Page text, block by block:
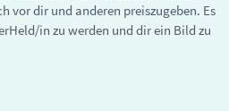
vor dir und anderen preiszugeben. Es
in zu werden und dir ein Bild zu